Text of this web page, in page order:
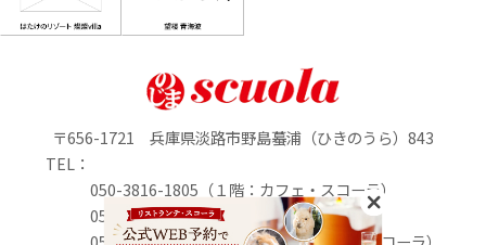
〒656-1721 兵庫県淡路市野島蟇浦（ひきのうら）843
TEL：
050-3816-1805（１階：カフェ・スコーラ）
050-3816-0895（1階：のじまマルシェ）